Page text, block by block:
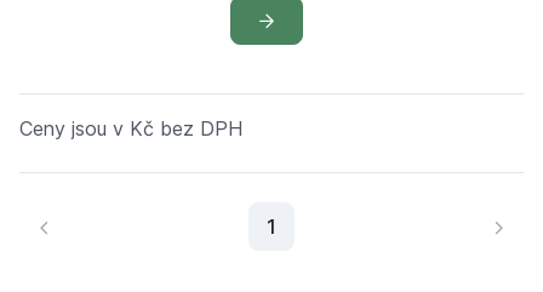
Ceny jsou v Kč bez DPH
1